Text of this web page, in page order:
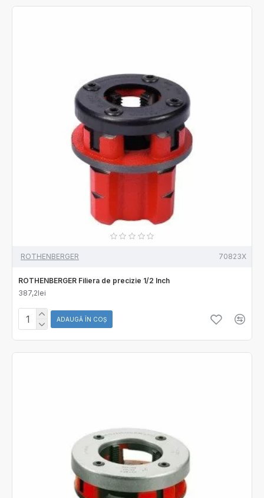
ROTHENBERGER 70823X
ROTHENBERGER Filiera de precizie 1/2 Inch
387,2lei
ADAUGĂ ÎN COŞ